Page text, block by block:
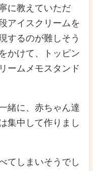
に教えていただ
アイスクリームを
するのが難しそう
かけて、トッピン
ームメモスタンド
緒に、赤ちゃん達
集中して作りまし
てしまいそうでし